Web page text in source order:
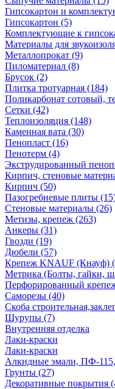
Гипсокартон и
Гипсокартон (5)
Комплектующие к
Материалы для
Металлопрокат (9)
Пиломатериал (8)
Брусок (2)
Плитка тротуарная (184)
Поликарбонат сотовый,
Сетки (42)
Теплоизоляция (148)
Каменная вата (30)
Пенопласт (16)
Пенотерм (4)
Экструдированный
Кирпич, стеновые
Кирпич (50)
Пазогребневые плиты
Стеновые материалы (26)
Метизы, крепеж (263)
Анкеры (31)
Гвозди (19)
Дюбели (57)
Крепеж KNAUF (Кнауф)
Метрика (Болты, гайки,
Перфорированный
Саморезы (40)
Скоба
Шурупы (7)
Внутренняя отделка
Лаки-краски
Лаки-краски
Алкидные эмали, ПФ-
Грунты (27)
Декоративные покрытия